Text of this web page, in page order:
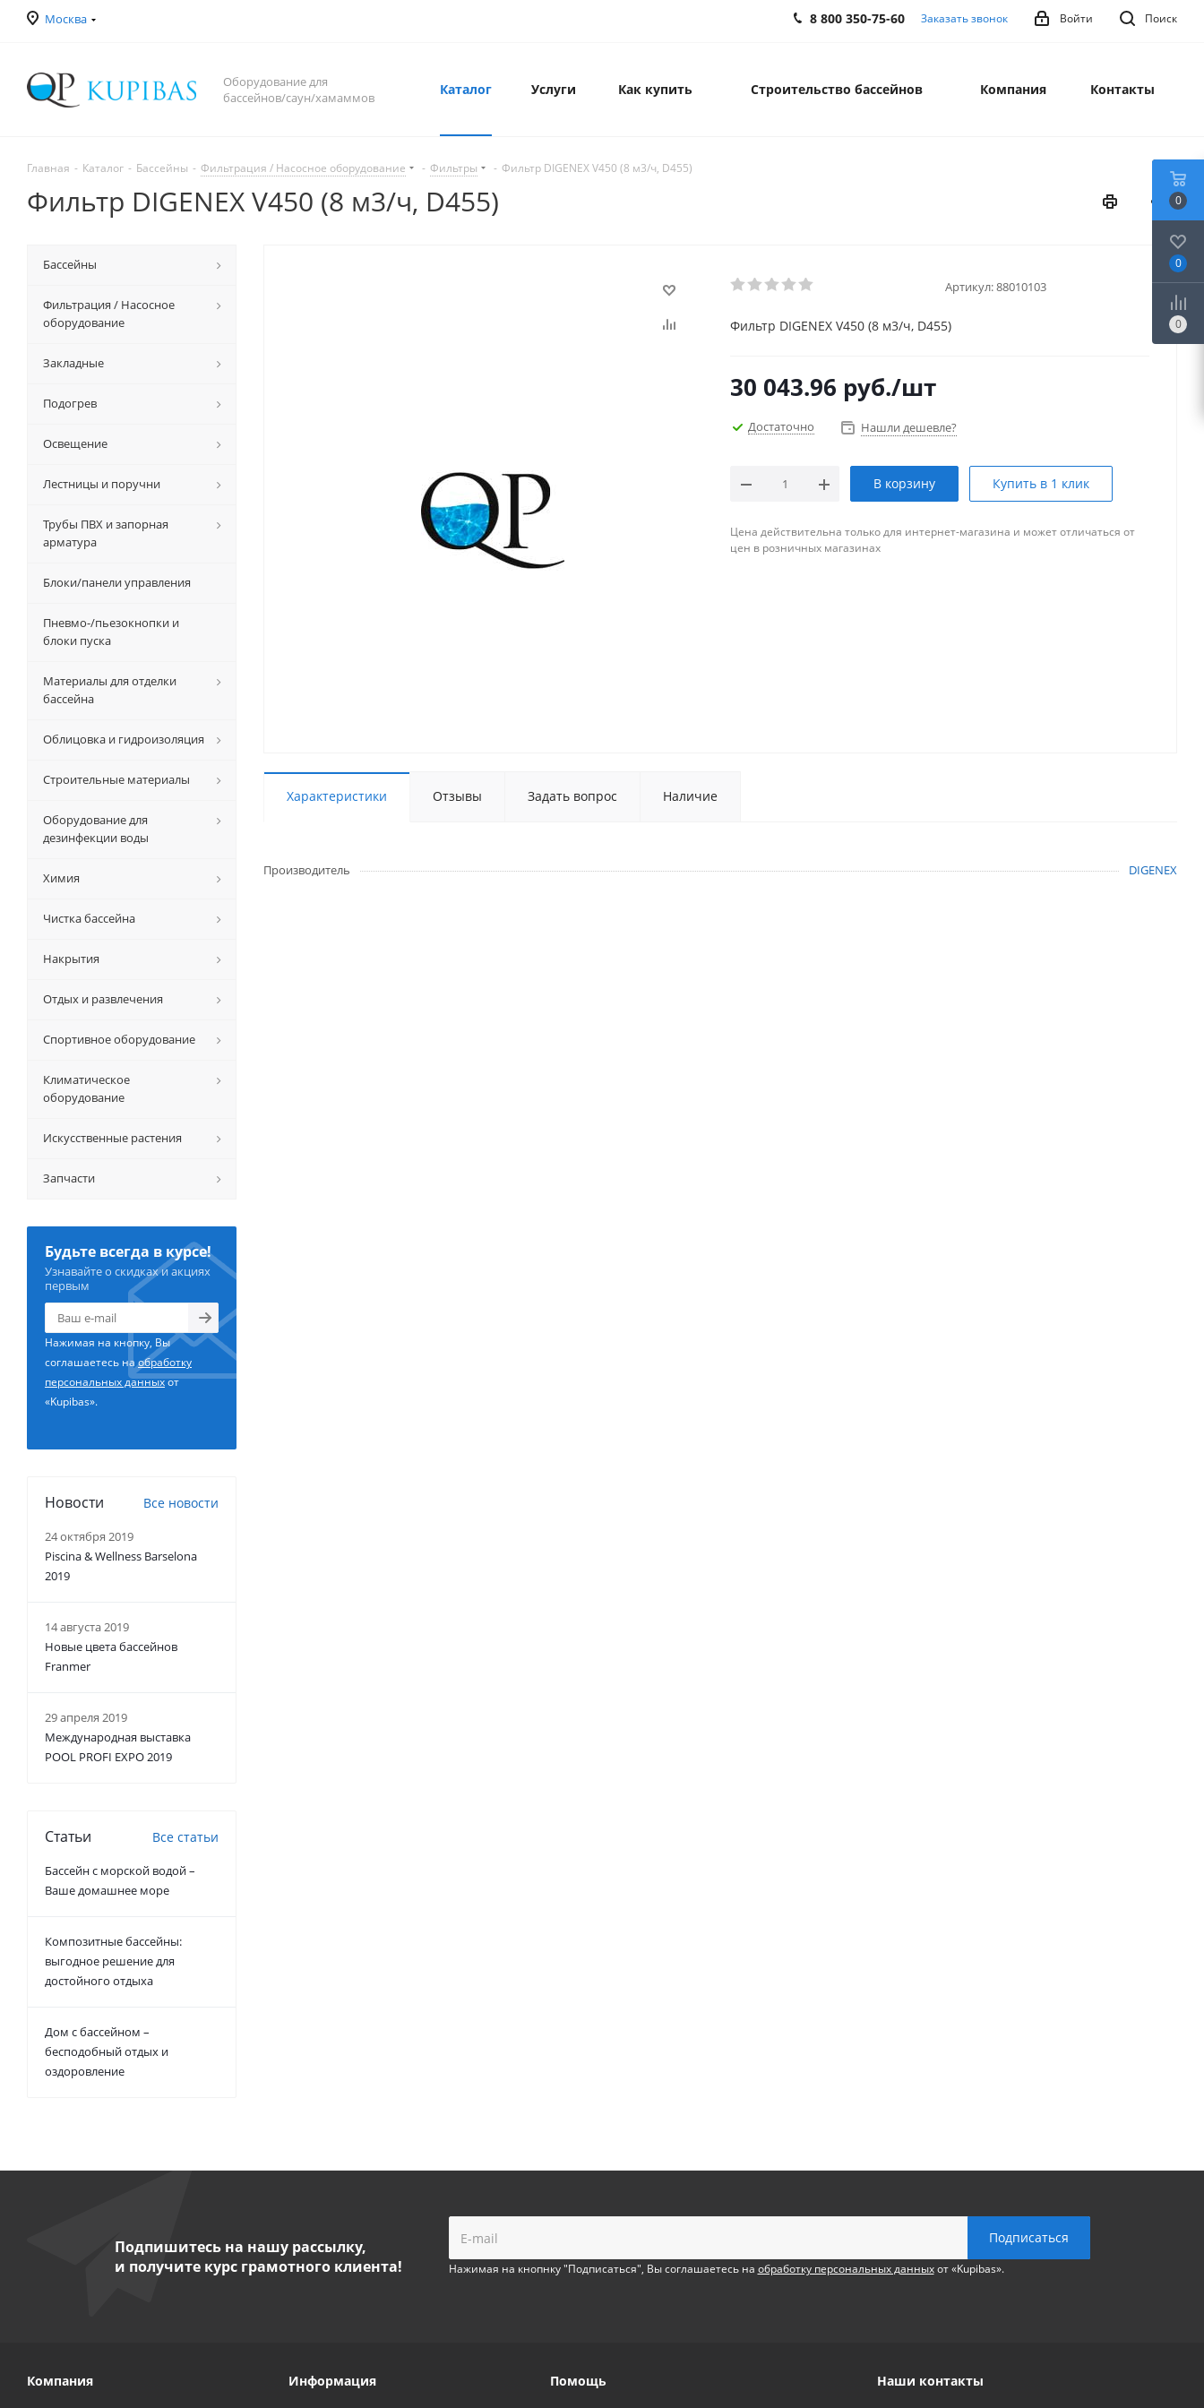
Москва Поиск
Войти
8 800 350-75-60 Заказать звонок
Оборудование для
бассейнов/саун/хамаммов
Каталог Услуги Как купить Строительство бассейнов Компания Контакты
Главная - Каталог - Бассейны - Фильтрация / Насосное оборудование - Фильтры - Фильтр DIGENEX V450 (8 м3/ч, D455)
Фильтр DIGENEX V450 (8 м3/ч, D455)
Артикул:88010103
Фильтр DIGENEX V450 (8 м3/ч, D455)
30 043.96 руб./шт
Достаточно Нашли дешевле?
В корзину Купить в 1 клик
Цена действительна только для интернет-магазина и может отличаться от
цен в розничных магазинах
Характеристики Отзывы Задать вопрос Наличие
Производитель DIGENEX
Бассейны
Фильтрация / Насосное
оборудование
Закладные
Подогрев
Освещение
Лестницы и поручни
Трубы ПВХ и запорная
арматура
Блоки/панели управления
Пневмо-/пьезокнопки и
блоки пуска
Материалы для отделки
бассейна
Облицовка и гидроизоляция
Строительные материалы
Оборудование для
дезинфекции воды
Химия
Чистка бассейна
Накрытия
Отдых и развлечения
Спортивное оборудование
Климатическое
оборудование
Искусственные растения
Запчасти
Будьте всегда в курсе!
Узнавайте о скидках и акциях
первым
Нажимая на кнопку, Вы
соглашаетесь наобработку
персональных данныхот
«Kupibas».
Новости Все новости
24 октября 2019
Piscina & Wellness Barselona
2019
14 августа 2019
Новые цвета бассейнов
Franmer
29 апреля 2019
Международная выставка
POOL PROFI EXPO 2019
Статьи Все статьи
Бассейн с морской водой –
Ваше домашнее море
Композитные бассейны:
выгодное решение для
достойного отдыха
Дом с бассейном –
бесподобный отдых и
оздоровление
Подпишитесь на нашу рассылку,
и получите курс грамотного клиента!
Нажимая на кнопнку "Подписаться", Вы соглашаетесь на обработку персональных данныхот «Kupibas».
Компания Информация Помощь Наши контакты
0
0
0